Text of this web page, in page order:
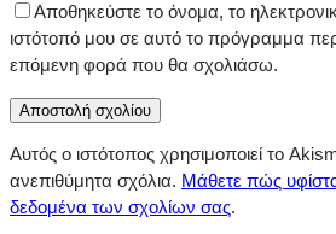
Αποθηκεύστε το όνομα, το
ιστότοπό μου σε αυτό το πρόγραμμα
επόμενη φορά που θα σχολιάσω.
Αυτός ο ιστότοπος χρησιμοποιεί το
ανεπιθύμητα σχόλια. Μάθετε πώς
δεδομένα των σχολίων σας.